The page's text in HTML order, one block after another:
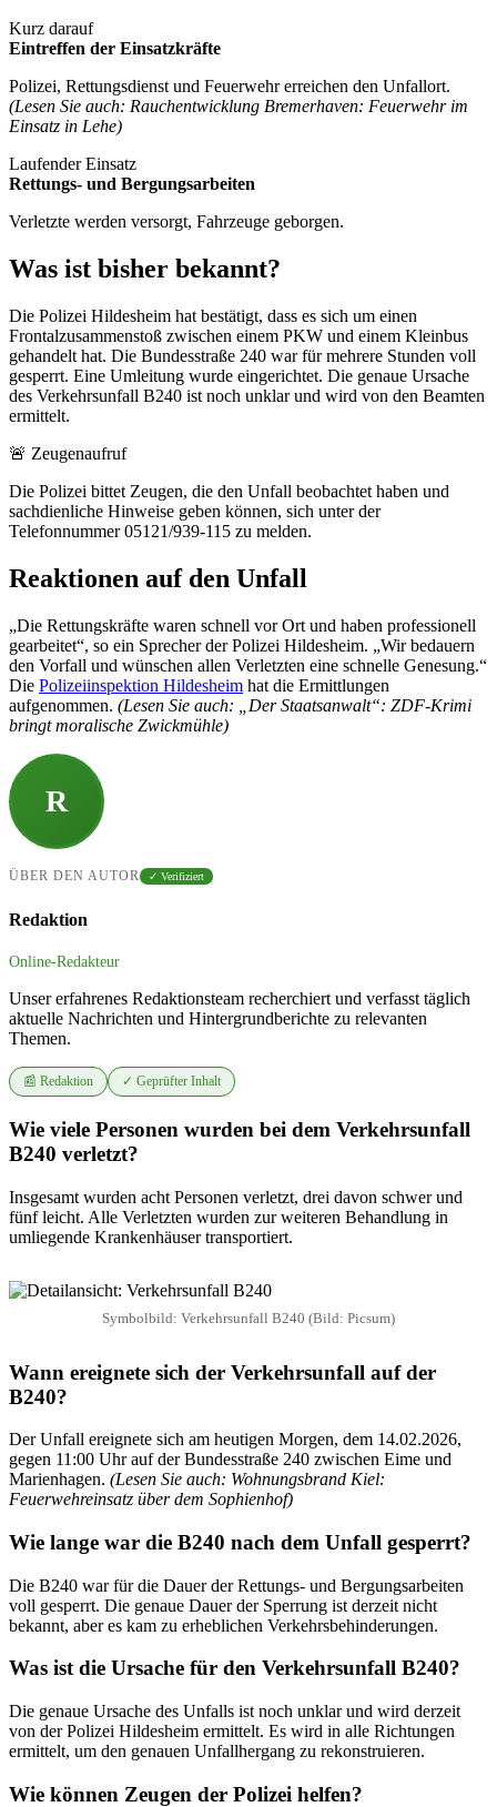
Kurz darauf
Eintreffen der Einsatzkräfte
Polizei, Rettungsdienst und Feuerwehr erreichen den Unfallort.
(Lesen Sie auch: Rauchentwicklung Bremerhaven: Feuerwehr im
Einsatz in Lehe)
Laufender Einsatz
Rettungs- und Bergungsarbeiten
Verletzte werden versorgt, Fahrzeuge geborgen.
Was ist bisher bekannt?
Die Polizei Hildesheim hat bestätigt, dass es sich um einen
Frontalzusammenstoß zwischen einem PKW und einem Kleinbus
gehandelt hat. Die Bundesstraße 240 war für mehrere Stunden voll
gesperrt. Eine Umleitung wurde eingerichtet. Die genaue Ursache
des Verkehrsunfall B240 ist noch unklar und wird von den Beamten
ermittelt.
🚨 Zeugenaufruf
Die Polizei bittet Zeugen, die den Unfall beobachtet haben und
sachdienliche Hinweise geben können, sich unter der
Telefonnummer 05121/939-115 zu melden.
Reaktionen auf den Unfall
„Die Rettungskräfte waren schnell vor Ort und haben professionell
gearbeitet“, so ein Sprecher der Polizei Hildesheim. „Wir bedauern
den Vorfall und wünschen allen Verletzten eine schnelle Genesung.“
Die Polizeiinspektion Hildesheim hat die Ermittlungen
aufgenommen. (Lesen Sie auch: „Der Staatsanwalt“: ZDF-Krimi
bringt moralische Zwickmühle)
R
ÜBER DEN AUTOR ✓ Verifiziert
Redaktion
Online-Redakteur
Unser erfahrenes Redaktionsteam recherchiert und verfasst täglich
aktuelle Nachrichten und Hintergrundberichte zu relevanten
Themen.
📰 Redaktion ✓ Geprüfter Inhalt
Wie viele Personen wurden bei dem Verkehrsunfall
B240 verletzt?
Insgesamt wurden acht Personen verletzt, drei davon schwer und
fünf leicht. Alle Verletzten wurden zur weiteren Behandlung in
umliegende Krankenhäuser transportiert.
Symbolbild: Verkehrsunfall B240 (Bild: Picsum)
Wann ereignete sich der Verkehrsunfall auf der
B240?
Der Unfall ereignete sich am heutigen Morgen, dem 14.02.2026,
gegen 11:00 Uhr auf der Bundesstraße 240 zwischen Eime und
Marienhagen. (Lesen Sie auch: Wohnungsbrand Kiel:
Feuerwehreinsatz über dem Sophienhof)
Wie lange war die B240 nach dem Unfall gesperrt?
Die B240 war für die Dauer der Rettungs- und Bergungsarbeiten
voll gesperrt. Die genaue Dauer der Sperrung ist derzeit nicht
bekannt, aber es kam zu erheblichen Verkehrsbehinderungen.
Was ist die Ursache für den Verkehrsunfall B240?
Die genaue Ursache des Unfalls ist noch unklar und wird derzeit
von der Polizei Hildesheim ermittelt. Es wird in alle Richtungen
ermittelt, um den genauen Unfallhergang zu rekonstruieren.
Wie können Zeugen der Polizei helfen?